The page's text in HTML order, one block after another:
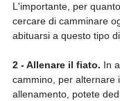
L'importante, per
cercare di camminare
abituarsi a questo tipo
2 - Allenare il fiato. In
cammino, per alternare
allenamento, potete